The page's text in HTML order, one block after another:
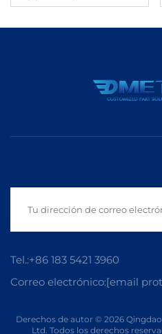
Tel.:+86 183 5421 3960
Correo electrónico:[email
Derechos de autor © 2026
Ltd. Todos los derechos